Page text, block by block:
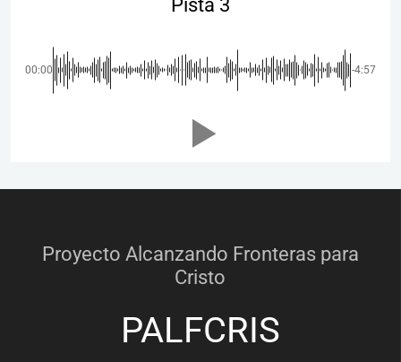
Pista 3
00:00 -4:57
Proyecto Alcanzando Fronteras para
Cristo
PALFCRIS